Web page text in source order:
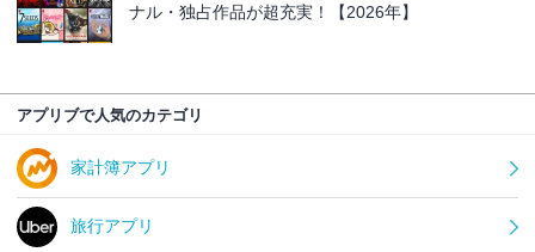
ナル・独占作品が超充実！【2026年】
アプリブで人気のカテゴリ
家計簿アプリ
旅行アプリ